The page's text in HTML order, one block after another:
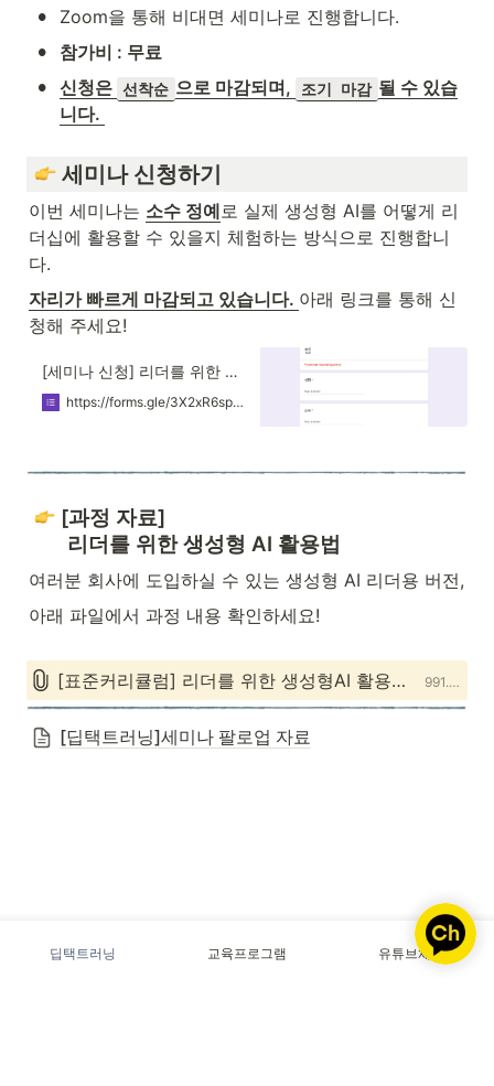
• Zoom을 통해 비대면 세미나로 진행합니다.
• 참가비 : 무료
• 신청은 선착순 으로 마감되며, 조기 마감 될 수 있습
니다.
세미나 신청하기
이번 세미나는 소수 정예 로 실제 생성형 AI를 어떻게 리
더십에 활용할 수 있을지 체험하는 방식으로 진행합니
다.
자리가 빠르게 마감되고 있습니다. 아래 링크를 통해 신
청해 주세요!
[세미나 신청] 리더를 위한 생성형 AI 사용법
https://forms.gle/3X2xR6spE5gfV7ha9
[과정 자료]
       리더를 위한 생성형 AI 활용법
아래 파일에서 과정 내용 확인하세요!
[표준커리큘럼] 리더를 위한 생성형AI 활용법_6hr.pdf 991.9KB
[딥택트러닝]세미나 팔로업 자료
딥택트러닝 교육프로그램 유튜브채널